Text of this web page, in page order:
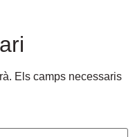
Els camps necessaris